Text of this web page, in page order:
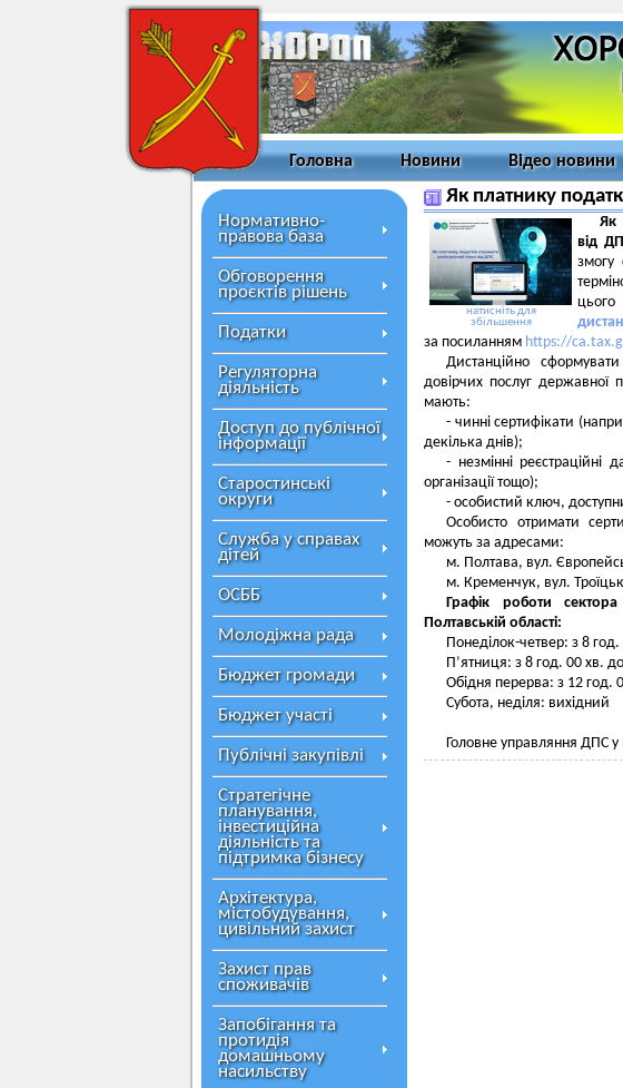
Головна Новини Відео новини
Нормативно-
правова база
Обговорення
проєктів рішень
Податки
Регуляторна
діяльність
Доступ до публічної
інформації
Старостинські
округи
Служба у справах
дітей
ОСББ
Молодіжна рада
Бюджет громади
Бюджет участі
Публічні закупівлі
Стратегічне
планування,
інвестиційна
діяльність та
підтримка бізнесу
Архітектура,
містобудування,
цивільний захист
Захист прав
споживачів
Запобігання та
протидія
домашньому
насильству
Як платнику
натисніть для
збільшення
Як
від
змогу
за посиланням https://
Дистанційно
довірчих послуг державної
мають:
- чинні сертифікати
декілька днів);
- незмінні
організації тощо);
- особистий ключ,
Особисто отримати
можуть за адресами:
м. Полтава, вул.
м. Кременчук, вул.
Графік роботи
Полтавській області:
Понеділок-четвер: з 8
П’ятниця: з 8 год. 00 хв.
Обідня перерва: з 12 год.
Субота, неділя: вихідний
Головне управляння ДПС у